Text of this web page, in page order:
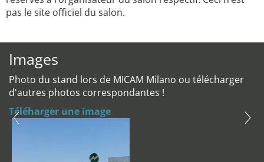
pas le site officiel du salon.
Images
Photo du stand lors de MICAM Milano ou télécharger
d'autres photos correspondantes !
Téléharger une image